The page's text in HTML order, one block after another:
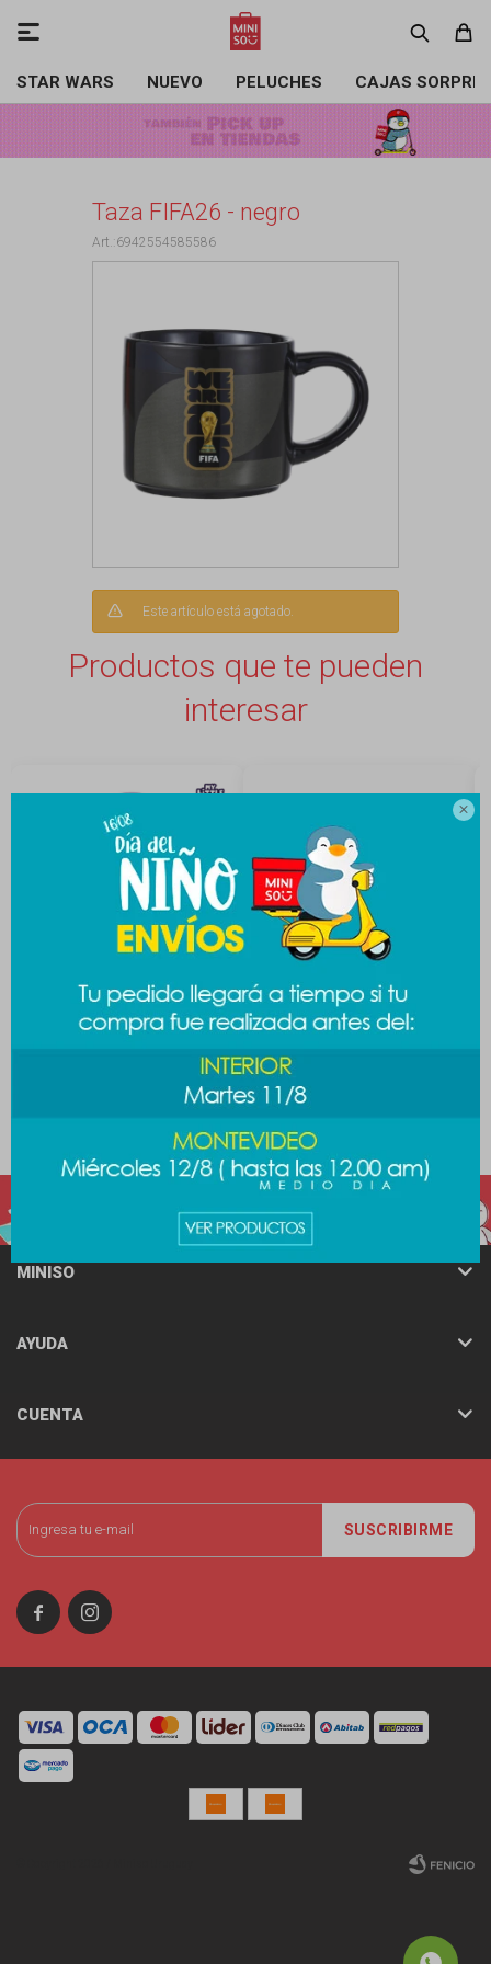

STAR WARS NUEVO PELUCHES CAJAS

Taza FIFA26 - negro
6942554585586
Este artículo está agotado.
Productos que te pueden
interesar
Botella pequeño pony 1.3ml
489
Bento box vidrio 370ml - azul
$ 489
SUSCRIBIRME
 
MINISO
AYUDA
CUENTA